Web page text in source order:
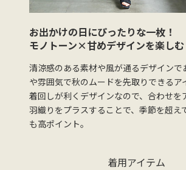
お出かけの日にぴったりな一枚！
モノトーン×甘めデザインを楽しむ
清涼感のある素材や風が通るデザインで
や雰囲気で秋のムードを先取りできるア
着回しが利くデザインなので、合わせを
羽織りをプラスすることで、季節を超え
も高ポイント。
着用アイテム